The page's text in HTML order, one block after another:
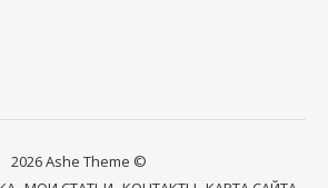
2026 Ashe Theme ©